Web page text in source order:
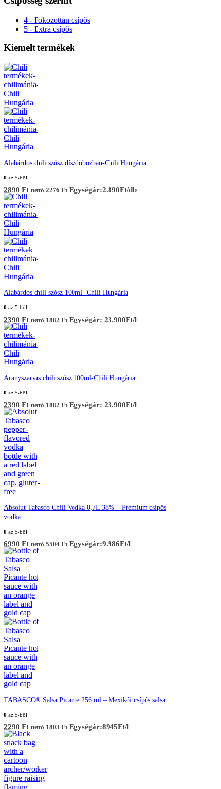
4 - Fokozottan csípős
5 - Extra csípős
Kiemelt termékek
Alabárdos chili szósz díszdobozban-Chili Hungária
0 az 5-ből
2890 Ft nettó 2276 Ft Egységár:2.890Ft/db
Alabárdos chili szósz 100ml -Chili Hungária
0 az 5-ből
2390 Ft nettó 1882 Ft Egységár: 23.900Ft/l
Aranyszarvas chili szósz 100ml-Chili Hungária
0 az 5-ből
2390 Ft nettó 1882 Ft Egységár: 23.900Ft/l
Absolut Tabasco Chili Vodka 0,7L 38% – Prémium csípős
vodka
0 az 5-ből
6990 Ft nettó 5504 Ft Egységár:9.986Ft/l
TABASCO® Salsa Picante 256 ml – Mexikói csípős salsa
0 az 5-ből
2290 Ft nettó 1803 Ft Egységár:8945Ft/l